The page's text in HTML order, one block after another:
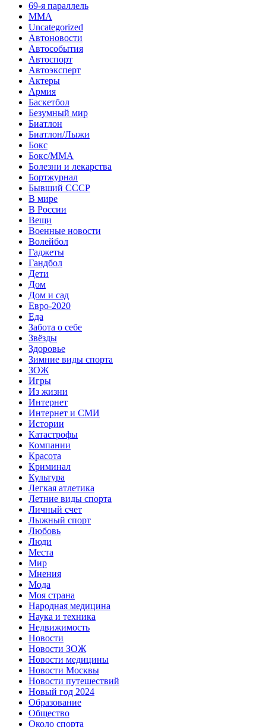
69-я параллель
MMA
Uncategorized
Автоновости
Автособытия
Автоспорт
Автоэксперт
Актеры
Армия
Баскетбол
Безумный мир
Биатлон
Биатлон/Лыжи
Бокс
Бокс/MMA
Болезни и лекарства
Бортжурнал
Бывший СССР
В мире
В России
Вещи
Военные новости
Волейбол
Гаджеты
Гандбол
Дети
Дом
Дом и сад
Евро-2020
Еда
Забота о себе
Звёзды
Здоровье
Зимние виды спорта
ЗОЖ
Игры
Из жизни
Интернет
Интернет и СМИ
Истории
Катастрофы
Компании
Красота
Криминал
Культура
Легкая атлетика
Летние виды спорта
Личный счет
Лыжный спорт
Любовь
Люди
Места
Мир
Мнения
Мода
Моя страна
Народная медицина
Наука и техника
Недвижимость
Новости
Новости ЗОЖ
Новости медицины
Новости Москвы
Новости путешествий
Новый год 2024
Образование
Общество
Около спорта